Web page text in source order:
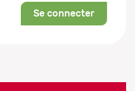
Se connecter